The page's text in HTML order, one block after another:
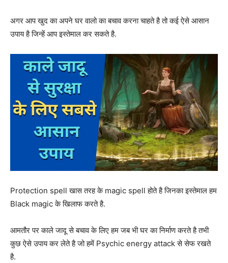
अगर आप खुद का अपने घर वालो का बचाव करना चाहते है तो कई ऐसे आसान
उपाय है जिन्हें आप इस्तेमाल कर सकते है.
Protection spell खास तरह के magic spell होते है जिनका इस्तेमाल हम
Black magic के खिलाफ करते है.
आमतौर पर काले जादू से बचाव के लिए हम जब भी घर का निर्माण करते है तभी
कुछ ऐसे उपाय कर लेते है जो हमें Psychic energy attack से सेफ रखते
है.